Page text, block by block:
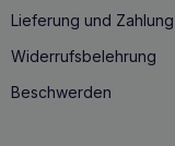
DerTOTOBI-
Wahl für jeden
von schädlichen
und somit sicher für
Lieferung und Zahlung
Widerrufsbelehrung
Beschwerden